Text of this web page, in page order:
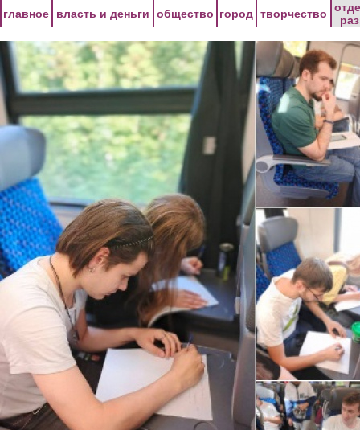
главное власть и деньги общество город творчество